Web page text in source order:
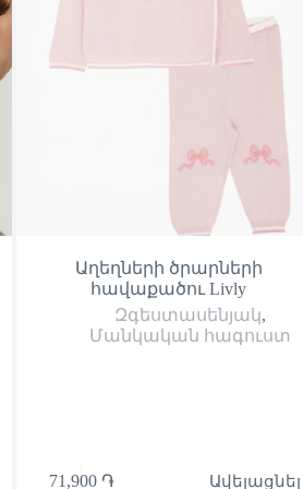
Աղեղների ծրարների
հավաքածու Livly
Զգեստասենյակ,
Մանկական հագուստ
71,900 ֏ Ավելացնել